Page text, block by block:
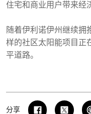
住宅和商业用户带来经
随着伊利诺伊州继续拥
样的社区太阳能项目正
平道路。
分享